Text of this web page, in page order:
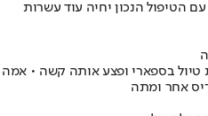
הטיפול הנכון יחיה עוד עשרות
טיול בספארי ופצע אותה קשה • אמה
אחר ומתה